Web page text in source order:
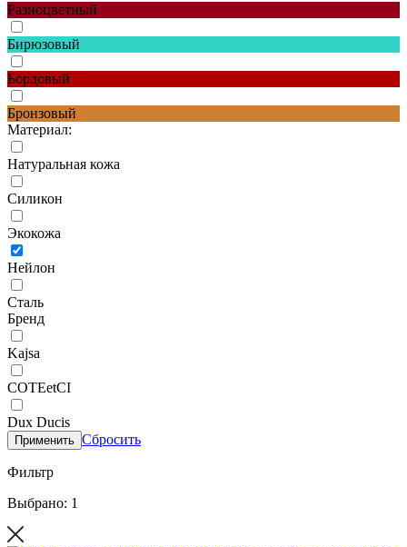
Разноцветный
Бирюзовый
Бордовый
Бронзовый
Материал:
Натуральная кожа
Силикон
Экокожа
Нейлон
Сталь
Бренд
Kajsa
COTEetCI
Dux Ducis
Применить Сбросить
Фильтр
Выбрано: 1